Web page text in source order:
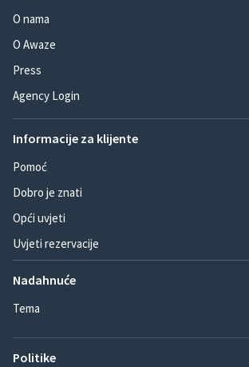
O nama
O Awaze
Press
Agency Login
Informacije za klijente
Pomoć
Dobro je znati
Opći uvjeti
Uvjeti rezervacije
Nadahnuće
Tema
Politike